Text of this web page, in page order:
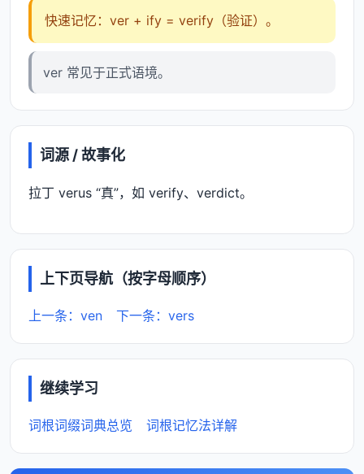
快速记忆：ver + ify = verify（验证）。
ver 常见于正式语境。
词源 / 故事化
拉丁 verus “真”，如 verify、verdict。
上下页导航（按字母顺序）
上一条：ven 下一条：vers
继续学习
词根词缀词典总览 词根记忆法详解